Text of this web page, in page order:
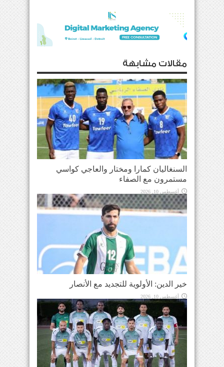
مقالات مشابهة
السنغاليان كمارا ومختار والعاجي كواسي
مستمرون مع الصفاء
أغسطس 10, 2026
خير الدين: الأولوية للتجديد مع الأنصار
أغسطس 10, 2026